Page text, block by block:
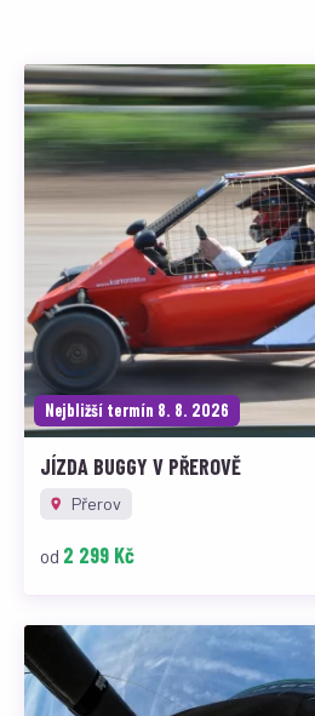
Nejbližší termín 8. 8. 2026
JÍZDA BUGGY V PŘEROVĚ
Přerov
od 2 299 Kč